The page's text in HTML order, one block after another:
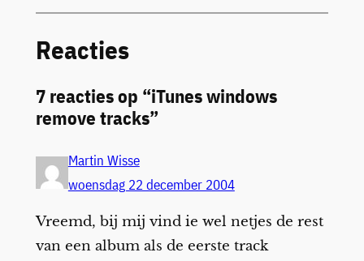
Reacties
7 reacties op “iTunes windows
remove tracks”
Martin Wisse
woensdag 22 december 2004
Vreemd, bij mij vind ie wel netjes de rest
van een album als de eerste track